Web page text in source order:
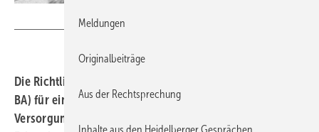
Die Richtlinie des Gemeinsamen Bundesauschusses (G-
BA) für eine koordinierte berufsgruppenübergreifende
Versorgung bei Verdacht auf Long-COVID oder eine
Meldungen
Originalbeiträge
Aus der Rechtsprechung
Inhalte aus den Heidelberger Gesprächen